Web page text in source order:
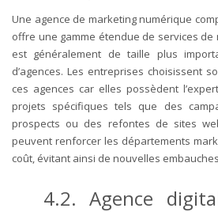
Une agence de marketing numérique
offre une gamme étendue de services de
est généralement de taille plus
d’agences. Les entreprises choisissent
ces agences car elles possèdent
projets spécifiques tels que des
prospects ou des refontes de sites
peuvent renforcer les départements
coût, évitant ainsi de nouvelles
4.2. Agence